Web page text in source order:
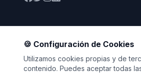
🍪 Configuración de Cookies
Utilizamos cookies propias y de
contenido. Puedes aceptar todas